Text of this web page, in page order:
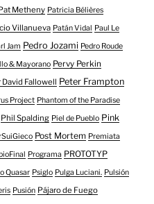
Metheny Patricia Bélières
Villanueva Patán Vidal Paul Le
Jam Pedro Jozami Pedro Roude
& Mayorano Pervy Perkin
David Fallowell Peter Frampton
Project Phantom of the Paradise
Phil Spalding Piel de Pueblo Pink
Post Mortem Premiata
Programa PROTOTYP
Quasar Psiglo Pulga Luciani. Pulsión
Pusión Pájaro de Fuego